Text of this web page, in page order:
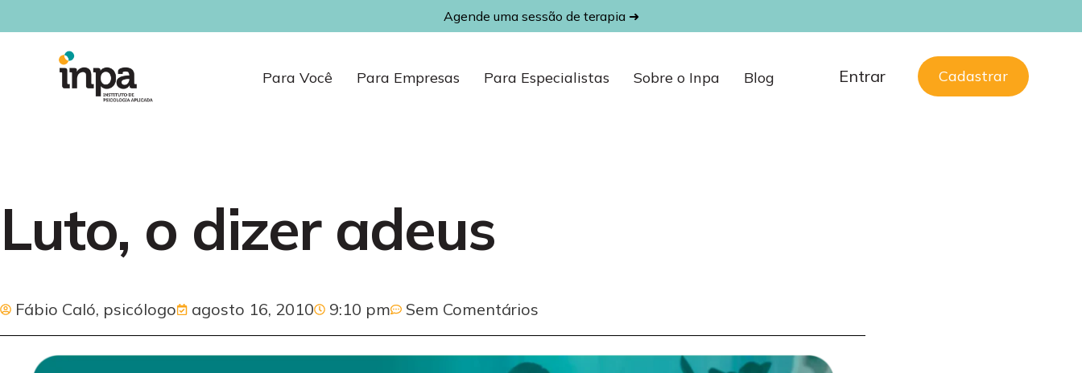
Agende uma sessão de terapia ➜
Para Você Para Empresas Para Especialistas Sobre o Inpa Blog Entrar Cadastrar
Luto, o dizer adeus
Fábio Caló, psicólogo agosto 16, 2010 9:10 pm Sem Comentários